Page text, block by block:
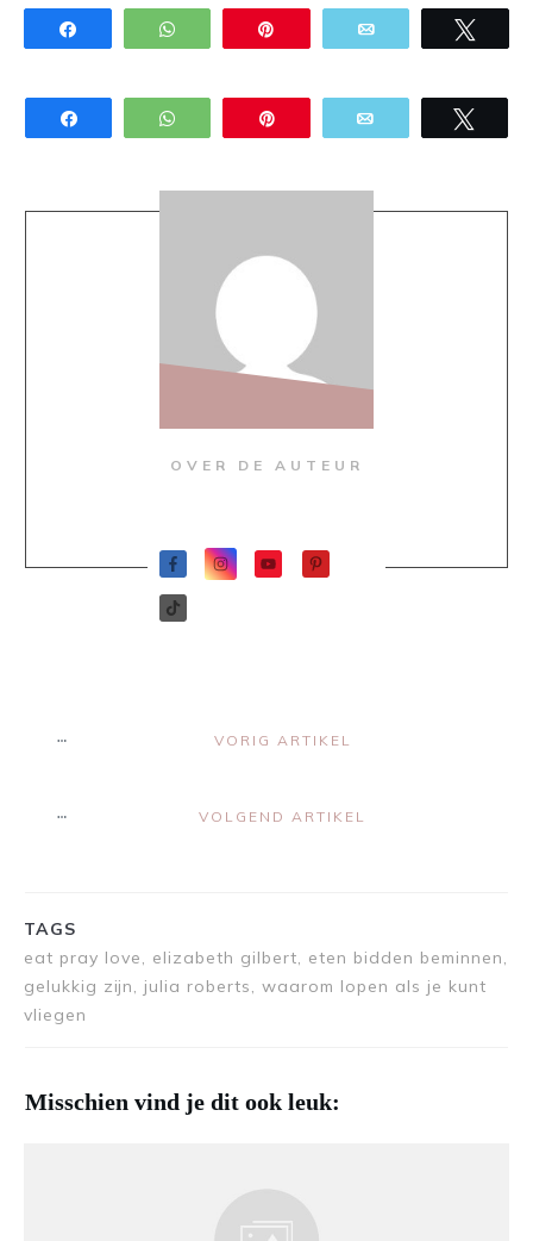
WhatsApp
WhatsApp
OVER DE AUTEUR
VORIG ARTIKEL
VOLGEND ARTIKEL
TAGS
eat pray love, elizabeth gilbert, eten bidden beminnen,
gelukkig zijn, julia roberts, waarom lopen als je kunt
vliegen
Misschien vind je dit ook leuk: